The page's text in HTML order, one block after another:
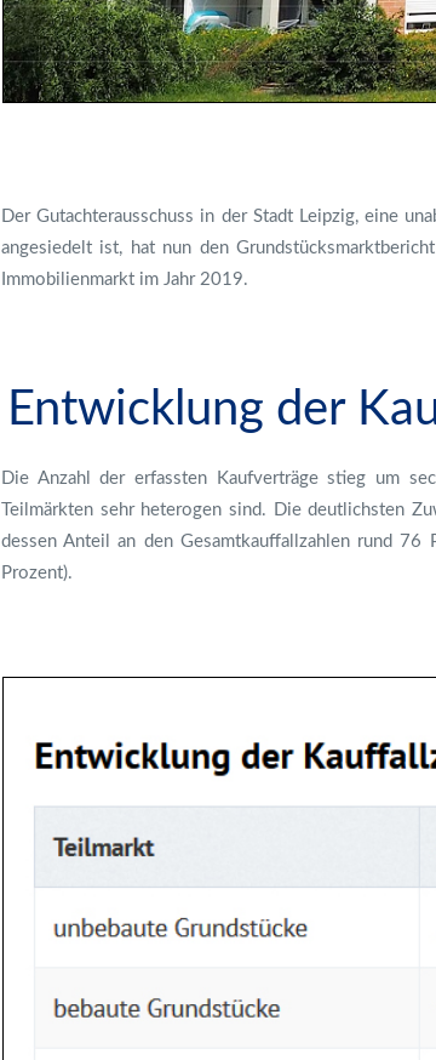
Der Gutachterausschuss in der Stadt Leipzig, eine
angesiedelt ist, hat nun den
Immobilienmarkt im Jahr 2019.
Entwicklung der
Die Anzahl der erfassten Kaufverträge stieg um
Teilmärkten sehr heterogen sind. Die deutlichsten
dessen Anteil an den Gesamtkauffallzahlen rund 76
Prozent).